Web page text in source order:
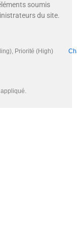
soumis
du site.
Priorité (High)